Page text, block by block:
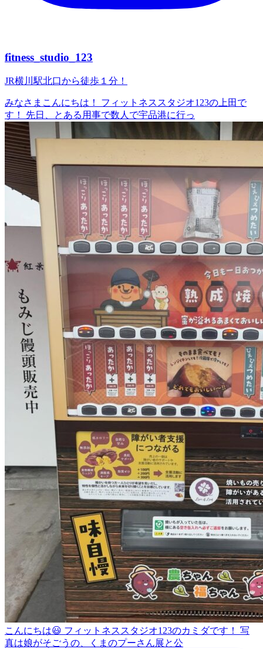
fitness_studio_123
JR横川駅北口から徒歩１分！
みなさまこんにちは！ フィットネススタジオ123の上田で
す！ 先日、とある用事で数人で宇品港に行っ
こんにちは😃 フィットネススタジオ123のカミダです！ 写
真は娘がそごうの、くまのプーさん展と公